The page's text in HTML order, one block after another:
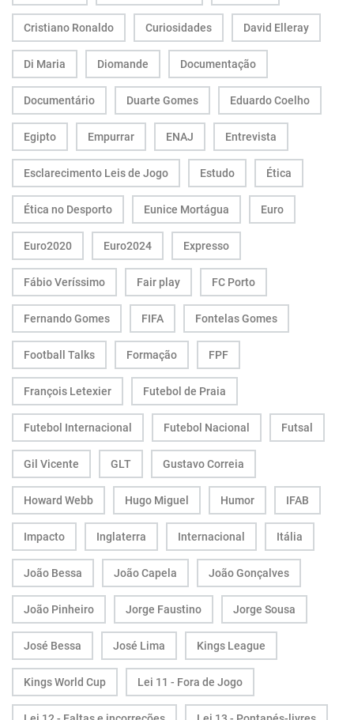
Cristiano Ronaldo Curiosidades David Elleray
Di Maria Diomande Documentação
Documentário Duarte Gomes Eduardo Coelho
Egipto Empurrar ENAJ Entrevista
Esclarecimento Leis de Jogo Estudo Ética
Ética no Desporto Eunice Mortágua Euro
Euro2020 Euro2024 Expresso
Fábio Veríssimo Fair play FC Porto
Fernando Gomes FIFA Fontelas Gomes
Football Talks Formação FPF
François Letexier Futebol de Praia
Futebol Internacional Futebol Nacional Futsal
Gil Vicente GLT Gustavo Correia
Howard Webb Hugo Miguel Humor IFAB
Impacto Inglaterra Internacional Itália
João Bessa João Capela João Gonçalves
João Pinheiro Jorge Faustino Jorge Sousa
José Bessa José Lima Kings League
Kings World Cup Lei 11 - Fora de Jogo